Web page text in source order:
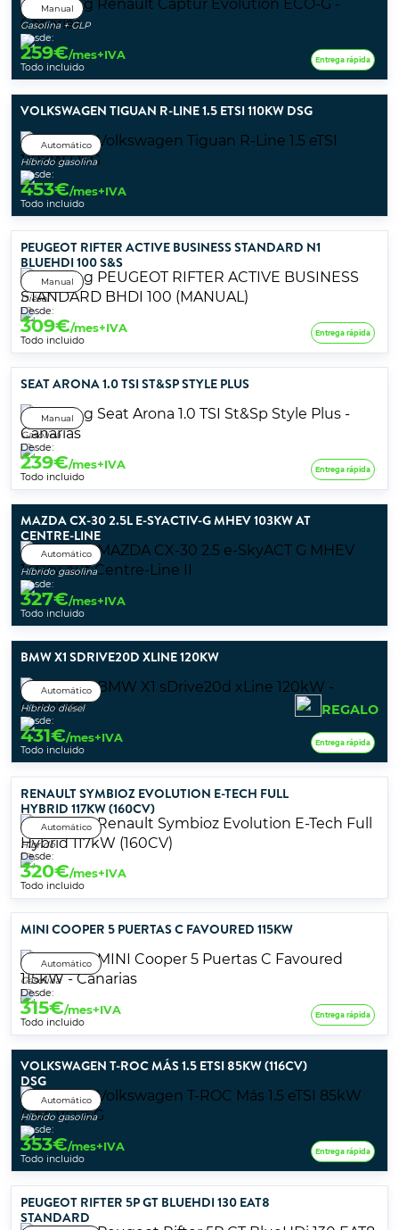
Manual
Gasolina + GLP
Desde:
259€/mes+IVA
Todo incluido
Entrega rápida
VOLKSWAGEN TIGUAN R-LINE 1.5 ETSI 110KW DSG
Automático
Híbrido gasolina
Desde:
453€/mes+IVA
Todo incluido
PEUGEOT RIFTER ACTIVE BUSINESS STANDARD N1
BLUEHDI 100 S&S
Manual
Diésel
Desde:
309€/mes+IVA
Todo incluido
Entrega rápida
SEAT ARONA 1.0 TSI ST&SP STYLE PLUS
Manual
Gasolina
Desde:
239€/mes+IVA
Todo incluido
Entrega rápida
MAZDA CX-30 2.5L E-SYACTIV-G MHEV 103KW AT
CENTRE-LINE
Automático
Híbrido gasolina
Desde:
327€/mes+IVA
Todo incluido
BMW X1 SDRIVE20D XLINE 120KW
Automático
Híbrido diésel REGALO
Desde:
431€/mes+IVA
Todo incluido
Entrega rápida
RENAULT SYMBIOZ EVOLUTION E-TECH FULL
HYBRID 117KW (160CV)
Automático
Híbrido
Desde:
320€/mes+IVA
Todo incluido
MINI COOPER 5 PUERTAS C FAVOURED 115KW
Automático
Gasolina
Desde:
315€/mes+IVA
Todo incluido
Entrega rápida
VOLKSWAGEN T-ROC MÁS 1.5 ETSI 85KW (116CV)
DSG
Automático
Híbrido gasolina
Desde:
353€/mes+IVA
Todo incluido
Entrega rápida
PEUGEOT RIFTER 5P GT BLUEHDI 130 EAT8
STANDARD